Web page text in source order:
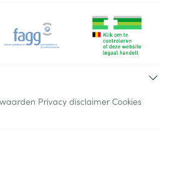
Privacy disclaimer Cookies